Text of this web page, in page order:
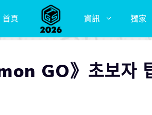
首頁 資訊 獨家
GO》초보자